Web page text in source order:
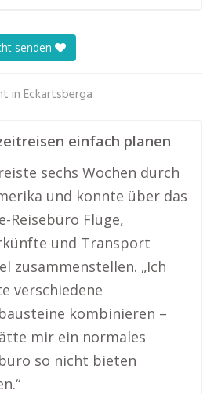
senden
in Eckartsberga
einfach planen
sechs Wochen durch
und konnte über das
Reisebüro Flüge,
und Transport
zusammenstellen. „Ich
verschiedene
kombinieren –
mir ein normales
so nicht bieten